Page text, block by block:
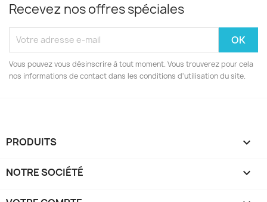
Recevez nos offres spéciales
Vous pouvez vous désinscrire à tout moment. Vous trouverez pour cela
nos informations de contact dans les conditions d'utilisation du site.
PRODUITS 
NOTRE SOCIÉTÉ 